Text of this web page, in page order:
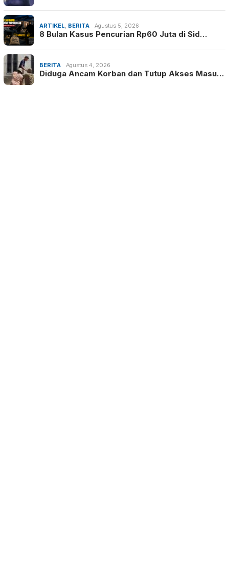
ARTIKEL BERITA Agustus 5, 2026
8 Bulan Kasus Pencurian Rp60 Juta di Sid…
BERITA Agustus 4, 2026
Diduga Ancam Korban dan Tutup Akses Masu…